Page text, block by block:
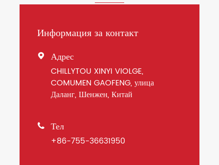
Информация за контакт
 Адрес
CHILLYTOU XINYI VIOLGE,
COMUMEN GAOFENG, улица
Даланг, Шенжен, Китай
 Тел
+86-755-36631950